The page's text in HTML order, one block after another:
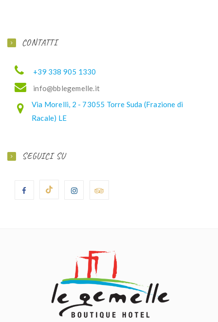
CONTATTI
+39 338 905 1330
ti.el
lemeg
elbb@
ofni
Via Morelli, 2 - 73055 Torre Suda (Frazione di
Racale) LE
SEGUICI SU